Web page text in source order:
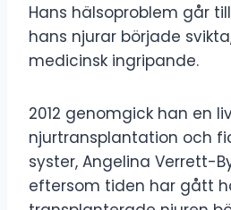
Hans hälsoproblem går
hans njurar började
medicinsk ingripande.
2012 genomgick han en
njurtransplantation och
syster, Angelina Verrett-
eftersom tiden har gått